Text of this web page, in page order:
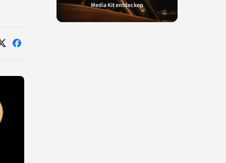
Auf Auf
Media Kit entdecken